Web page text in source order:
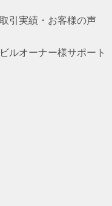
取引実績・お客様の声
ビルオーナー様サポート